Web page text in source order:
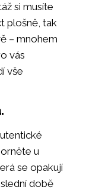
si musíte
plošně, tak
– mnohem
vás
vše
u
se opakují
době